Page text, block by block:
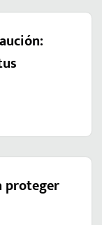
proteger